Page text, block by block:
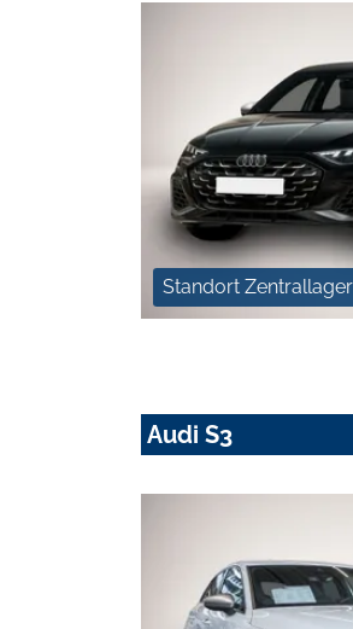
Standort Zentrallager
Audi S3